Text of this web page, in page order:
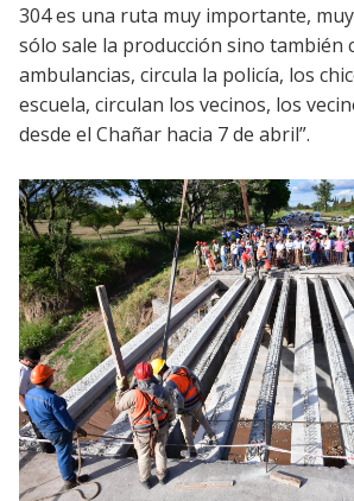
304 es una ruta muy importante,
sólo sale la producción sino también
ambulancias, circula la policía, los
escuela, circulan los vecinos, los
desde el Chañar hacia 7 de abril”.